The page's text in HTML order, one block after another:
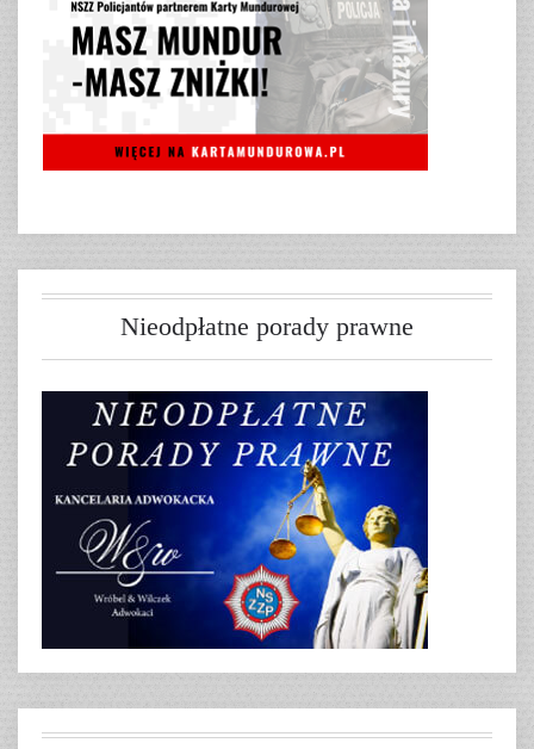
Nieodpłatne porady prawne